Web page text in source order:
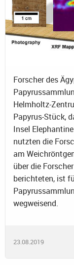
Forscher des
Helmholtz-
Papyrus-Stück,
Insel
nutzten die
am
über die
berichteten, ist
wegweisend.
23.08.2019